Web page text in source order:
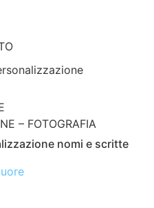
– FOTOGRAFIA
nomi e scritte